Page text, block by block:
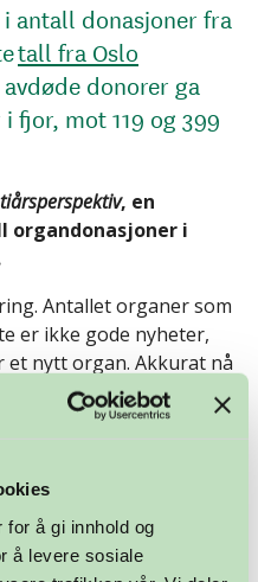
å gi innhold og
å levere sosiale
antall donasjoner fra
tall fra Oslo
avdøde donorer ga
fjor, mot 119 og 399
tiårsperspektiv, en
organdonasjoner i
Antallet organer som
er ikke gode nyheter,
nytt organ. Akkurat nå
på å få livet tilbake, sier
i Stiftelsen
øker antallet donasjoner
og Finland, der
har gitt resultater.